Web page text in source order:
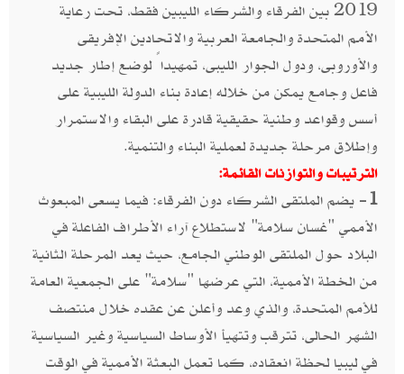
2019 بين الفرقاء والشركاء الليبين فقط، تحت رعاية
الأمم المتحدة والجامعة العربية والاتحادين الإفريقى
والأوروبى، ودول الجوار الليبى، تمهيداً لوضع إطار جديد
فاعل وجامع يمكن من خلاله إعادة بناء الدولة الليبية على
أسس وقواعد وطنية حقيقية قادرة على البقاء والاستمرار
وإطلاق مرحلة جديدة لعملية البناء والتنمية.
الترتيبات والتوازنات القائمة:
1-
يضم الملتقى الشركاء دون الفرقاء: فيما يسعى المبعوث
الأممي "غسان سلامة" لاستطلاع آراء الأطراف الفاعلة في
البلاد حول الملتقى الوطني الجامع، حيث يعد المرحلة الثانية
من الخطة الأممية، التي عرضها "سلامة" على الجمعية العامة
للأمم المتحدة، والذي وعد وأعلن عن عقده خلال منتصف
الشهر الحالى، تترقب وتتهيأ الأوساط السياسية وغير السياسية
في ليبيا لحظة انعقاده، كما تعمل البعثة الأممية في الوقت